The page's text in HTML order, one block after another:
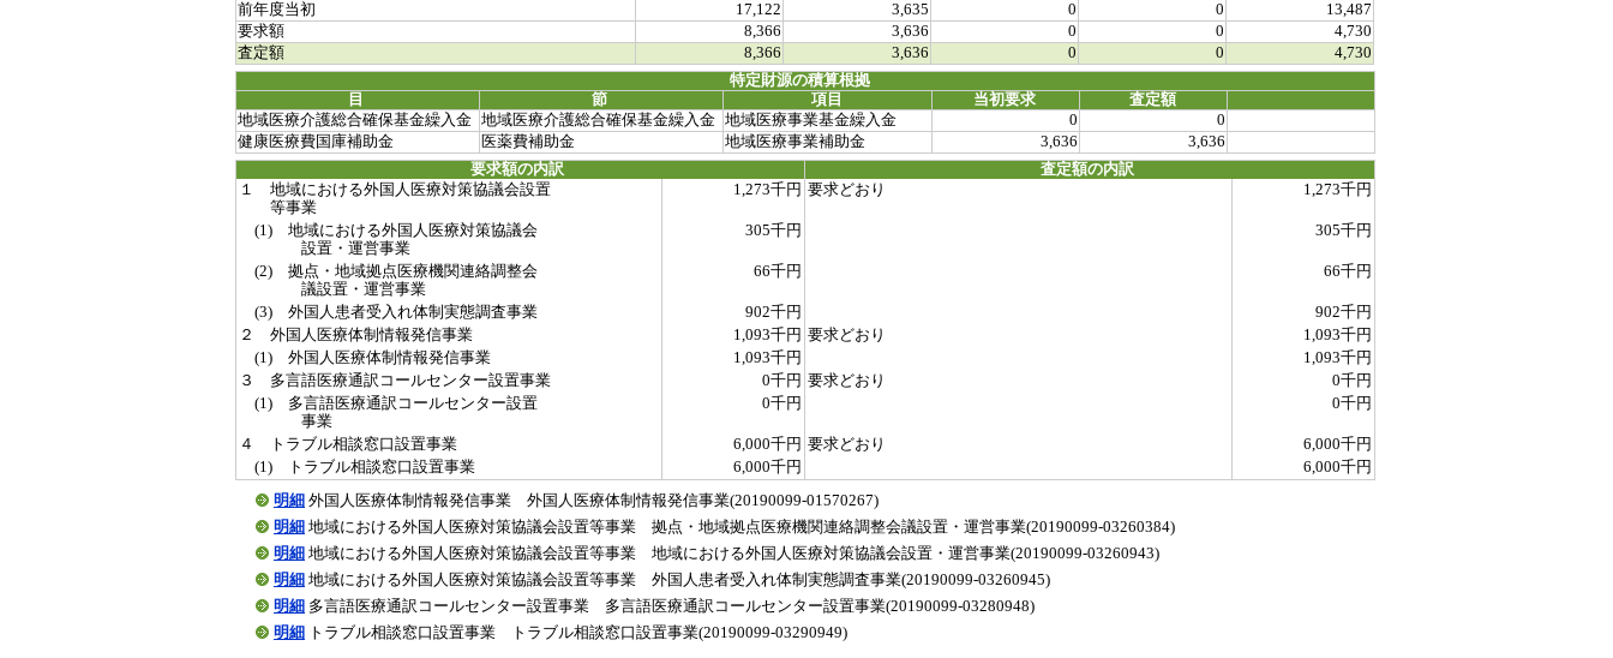
前年度当初
17,122 3,635 0 0
13,487
要求額
8,366 3,636 0 0
4,730
査定額
8,366 3,636 0 0
4,730
特定財源の積算根拠
目
節 項目 当初要求
査定額
地域医療介護総合確保基金繰入金 地域医療介護総合確保基金繰入金 地域医療事業基金繰入金 0
0
健康医療費国庫補助金
医薬費補助金 地域医療事業補助金 3,636
3,636
要求額の内訳
査定額の内訳
１ 地域における外国人医療対策協議会設置
等事業
1,273千円 要求どおり 1,273千円
(1) 地域における外国人医療対策協議会
設置・運営事業
305千円 305千円
(2) 拠点・地域拠点医療機関連絡調整会
議設置・運営事業
66千円 66千円
(3) 外国人患者受入れ体制実態調査事業 902千円
902千円
２ 外国人医療体制情報発信事業
1,093千円 要求どおり
1,093千円
(1) 外国人医療体制情報発信事業
1,093千円
1,093千円
３ 多言語医療通訳コールセンター設置事業
0千円 要求どおり
0千円
(1) 多言語医療通訳コールセンター設置
事業
0千円 0千円
４ トラブル相談窓口設置事業 6,000千円 要求どおり
6,000千円
(1) トラブル相談窓口設置事業
6,000千円
6,000千円
明細 外国人医療体制情報発信事業 外国人医療体制情報発信事業(20190099-01570267)
明細 地域における外国人医療対策協議会設置等事業 拠点・地域拠点医療機関連絡調整会議設置・運営事業(20190099-03260384)
明細 地域における外国人医療対策協議会設置等事業 地域における外国人医療対策協議会設置・運営事業(20190099-03260943)
明細 地域における外国人医療対策協議会設置等事業 外国人患者受入れ体制実態調査事業(20190099-03260945)
明細 多言語医療通訳コールセンター設置事業 多言語医療通訳コールセンター設置事業(20190099-03280948)
明細 トラブル相談窓口設置事業 トラブル相談窓口設置事業(20190099-03290949)